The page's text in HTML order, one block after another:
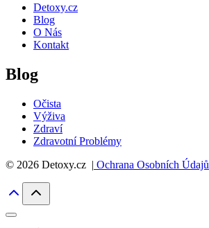
Detoxy.cz
Blog
O Nás
Kontakt
Blog
Očista
Výživa
Zdraví
Zdravotní Problémy
© 2026 Detoxy.cz | Ochrana Osobních Údajů